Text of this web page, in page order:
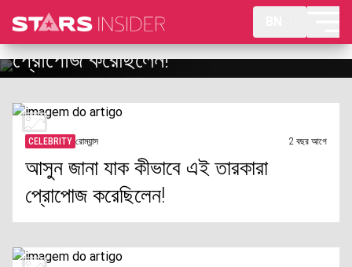
আসুন জানা যাক কীভাবে এই তারকারা
প্রোপোজ করেছিলেন!
CELEBRITY রোম্যান্স 2 বছর আগে
আসুন জানা যাক কীভাবে এই তারকারা
প্রোপোজ করেছিলেন!